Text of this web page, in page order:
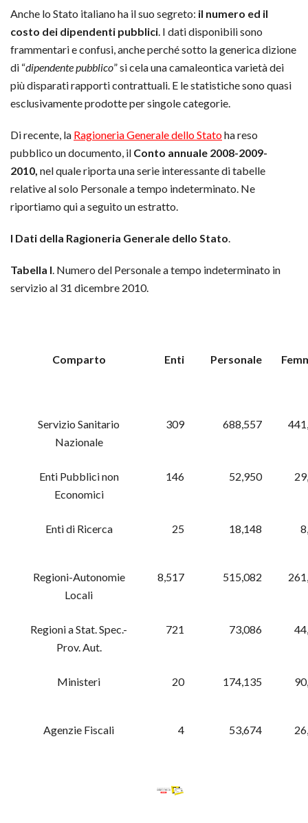
Anche lo Stato italiano ha il suo segreto: il numero ed il
costo dei dipendenti pubblici. I dati disponibili sono
frammentari e confusi, anche perché sotto la generica dizione
di “dipendente pubblico” si cela una camaleontica varietà dei
più disparati rapporti contrattuali. E le statistiche sono quasi
esclusivamente prodotte per singole categorie.
Di recente, la Ragioneria Generale dello Statoha reso
pubblico un documento, il Conto annuale 2008-2009-
2010, nel quale riporta una serie interessante di tabelle
relative al solo Personale a tempo indeterminato. Ne
riportiamo qui a seguito un estratto.
I Dati della Ragioneria Generale dello Stato.
Tabella I. Numero del Personale a tempo indeterminato in
servizio al 31 dicembre 2010.
Comparto Enti Personale
Servizio Sanitario
Nazionale
309 688,557
Enti Pubblici non
Economici
146 52,950
Enti di Ricerca 25 18,148
Regioni-Autonomie
Locali
8,517 515,082
Regioni a Stat. Spec.-
Prov. Aut.
721 73,086
Ministeri 20 174,135
Agenzie Fiscali 4 53,674